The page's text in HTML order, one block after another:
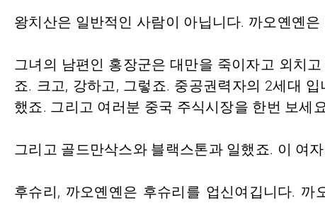
왕치산은 일반적인 사람이 아닙니다. 까오옌옌
그녀의 남편인 홍장군은 대만을 죽이자고 외치
죠. 크고, 강하고, 그렇죠. 중공권력자의 2세대
했죠. 그리고 여러분 중국 주식시장을 한번 보세
그리고 골드만삭스와 블랙스톤과 일했죠. 이 여
후슈리, 까오옌옌은 후슈리를 업신여깁니다. 까